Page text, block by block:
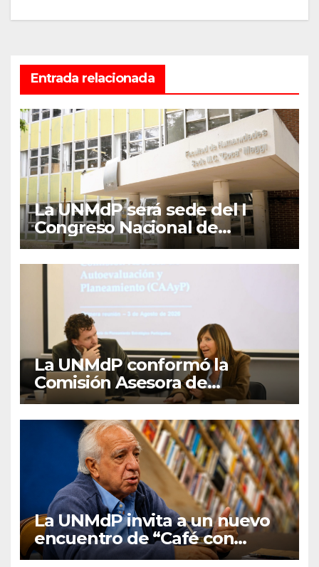
Entrada relacionada
La UNMdP será sede del I
Congreso Nacional de
Lengua Inglesa
La UNMdP conformó la
Comisión Asesora de
Autoevaluación y
Planeamiento
La UNMdP invita a un nuevo
encuentro de “Café con
graduados/as”